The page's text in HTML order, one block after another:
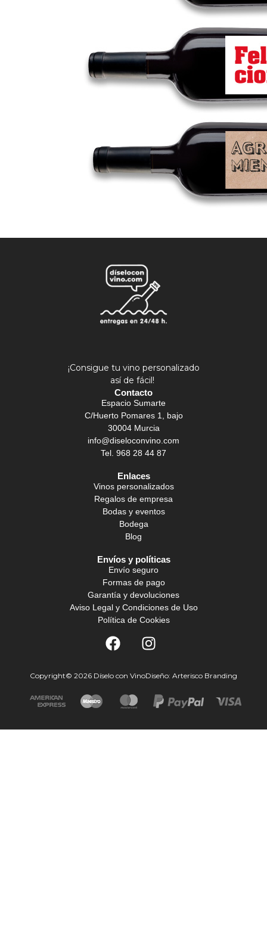
¡Consigue tu vino personalizado
así de fácil!
Contacto
Espacio Sumarte
C/Huerto Pomares 1, bajo
30004 Murcia
info@diseloconvino.com
Tel. 968 28 44 87
Enlaces
Vinos personalizados
Regalos de empresa
Bodas y eventos
Bodega
Blog
Envíos y políticas
Envío seguro
Formas de pago
Garantía y devoluciones
Aviso Legal y Condiciones de Uso
Política de Cookies
Copyright© 2026 Díselo con VinoDiseño: Arterisco Branding